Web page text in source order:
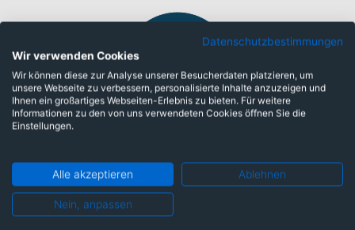
Top-Ten Titel
DT.BANK ANL.21/UNBEFR.
Datenschutzbestimmungen
Wir verwenden Cookies
Wir können diese zur Analyse unserer Besucherdaten platzieren, um
unsere Webseite zu verbessern, personalisierte Inhalte anzuzeigen und
Ihnen ein großartiges Webseiten-Erlebnis zu bieten. Für weitere
Informationen zu den von uns verwendeten Cookies öffnen Sie die
Einstellungen.
Alle akzeptieren Ablehnen
Nein, anpassen